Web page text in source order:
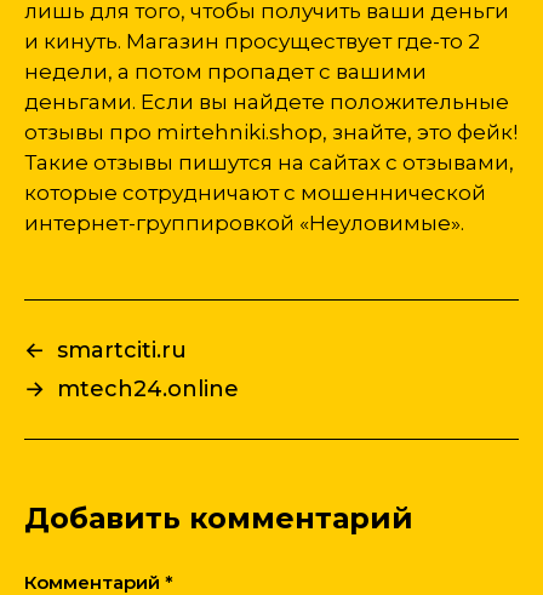
лишь для того, чтобы получить ваши деньги
и кинуть. Магазин просуществует где-то 2
недели, а потом пропадет с вашими
деньгами. Если вы найдете положительные
отзывы про mirtehniki.shop, знайте, это фейк!
Такие отзывы пишутся на сайтах с отзывами,
которые сотрудничают с мошеннической
интернет-группировкой «Неуловимые».
← smartciti.ru
→ mtech24.online
Добавить комментарий
Комментарий *